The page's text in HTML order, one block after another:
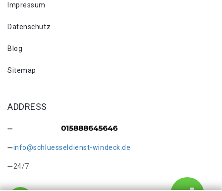
Impressum
Datenschutz
Blog
Sitemap
ADDRESS
info@schluesseldienst-windeck.de
24/7